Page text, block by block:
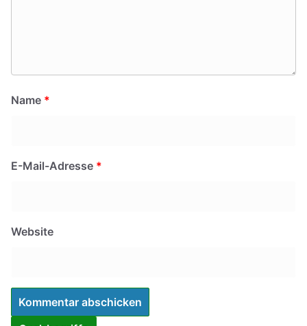
Name *
E-Mail-Adresse *
Website